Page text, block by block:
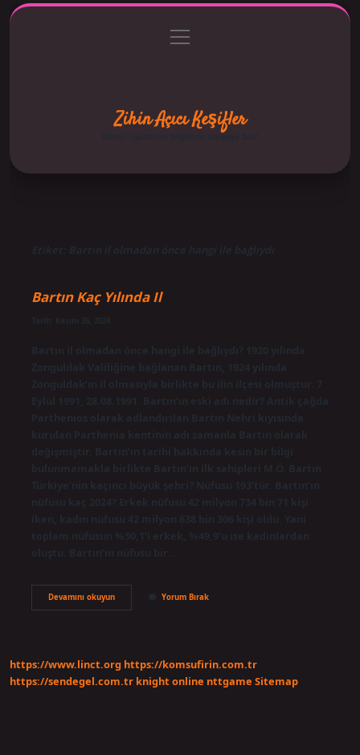
Gizlilik Politikası
menüyü
aç
Zihin Açıcı Keşifler
Merak uyandıran bilgilerle dünyaya bak!
Etiket: Bartın il olmadan önce hangi ile bağlıydı
Bartın Kaç Yılında Il
Bartın il olmadan önce hangi ile bağlıydı? 1920 yılında
Zonguldak Valiliğine bağlanan Bartın, 1924 yılında
Zonguldak’ın il olmasıyla birlikte bu ilin ilçesi olmuştur. 7
Eylül 1991, 28.08.1991. Bartın’ın eski adı nedir? Antik çağda
Parthenios olarak adlandırılan Bartın Nehri kıyısında
değişmiştir. Bartın’ın tarihi hakkında kesin bir bilgi
bulunmamakla birlikte Bartın’ın ilk sahipleri M.Ö. Bartın
Türkiye’nin kaçıncı büyük şehri? Nüfusu 193’tür. Bartın’ın
nüfusu kaç 2024? Erkek nüfusu 42 milyon 734 bin 71 kişi
iken, kadın nüfusu 42 milyon 638 bin 306 kişi oldu. Yani
toplam nüfusun %50,1’i erkek, %49,9’u ise kadınlardan
oluştu. Bartın’ın nüfusu bir…
Devamını okuyunBartın
Kaç
Yorum Bırak
https://www.linct.org https://komsufirin.com.tr
https://sendegel.com.tr knight online nttgame Sitemap